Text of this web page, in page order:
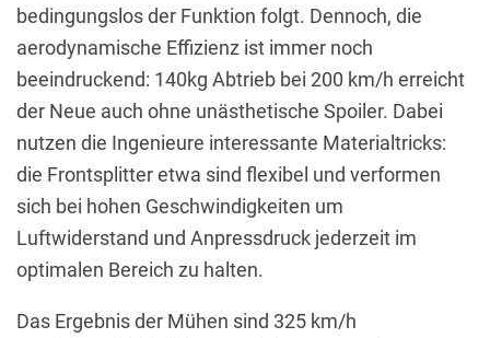
bedingungslos der Funktion folgt. Dennoch, die
aerodynamische Effizienz ist immer noch
beeindruckend: 140kg Abtrieb bei 200 km/h erreicht
der Neue auch ohne unästhetische Spoiler. Dabei
nutzen die Ingenieure interessante Materialtricks:
die Frontsplitter etwa sind flexibel und verformen
sich bei hohen Geschwindigkeiten um
Luftwiderstand und Anpressdruck jederzeit im
optimalen Bereich zu halten.
Das Ergebnis der Mühen sind 325 km/h